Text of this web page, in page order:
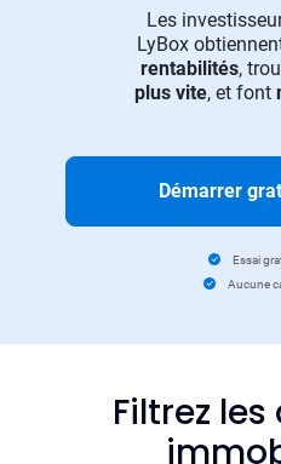
Les
LyBox
rentabilités,
plus vite, et font
Démarrer
Essai
Aucune
Filtrez